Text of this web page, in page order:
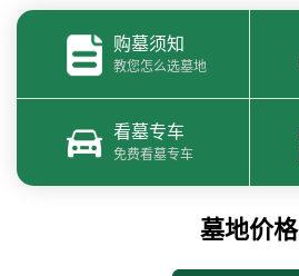
购墓须知
教您怎么选墓地
看墓专车
免费看墓专车
墓地价格